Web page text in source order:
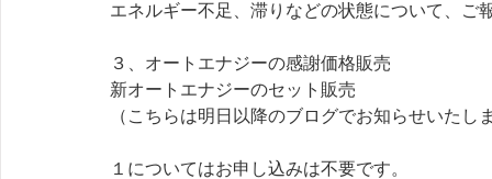
エネルギー不足、滞りなどの状態について、ご
３、オートエナジーの感謝価格販売
新オートエナジーのセット販売
（こちらは明日以降のブログでお知らせいたし
１についてはお申し込みは不要です。